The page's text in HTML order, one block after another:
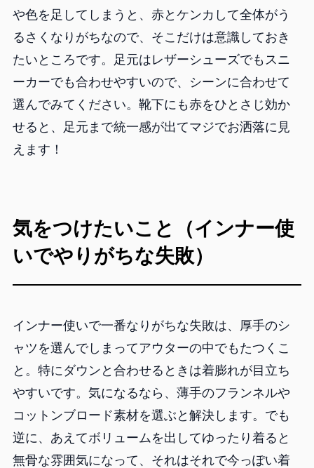
や色を足してしまうと、赤とケンカして全体がう
るさくなりがちなので、そこだけは意識しておき
たいところです。足元はレザーシューズでもスニ
ーカーでも合わせやすいので、シーンに合わせて
選んでみてください。靴下にも赤をひとさじ効か
せると、足元まで統一感が出てマジでお洒落に見
えます！
気をつけたいこと（インナー使
いでやりがちな失敗）
インナー使いで一番なりがちな失敗は、厚手のシ
ャツを選んでしまってアウターの中でもたつくこ
と。特にダウンと合わせるときは着膨れが目立ち
やすいです。気になるなら、薄手のフランネルや
コットンブロード素材を選ぶと解決します。でも
逆に、あえてボリュームを出してゆったり着ると
無骨な雰囲気になって、それはそれで今っぽい着